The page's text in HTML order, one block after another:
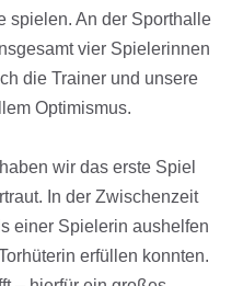
spielen. An der Sporthalle
vier Spielerinnen
die Trainer und unsere
Optimismus.
wir das erste Spiel
In der Zwischenzeit
einer Spielerin aushelfen
erfüllen konnten.